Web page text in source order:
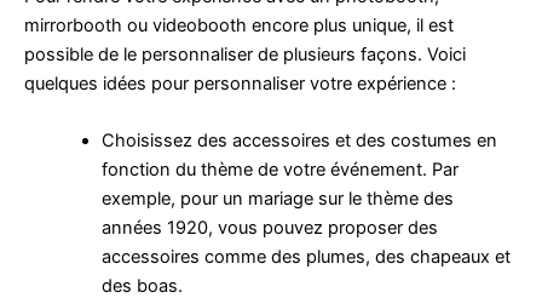
mirrorbooth ou videobooth encore plus unique, il est
possible de le personnaliser de plusieurs façons. Voici
quelques idées pour personnaliser votre expérience :
Choisissez des accessoires et des costumes en
fonction du thème de votre événement. Par
exemple, pour un mariage sur le thème des
années 1920, vous pouvez proposer des
accessoires comme des plumes, des chapeaux et
des boas.